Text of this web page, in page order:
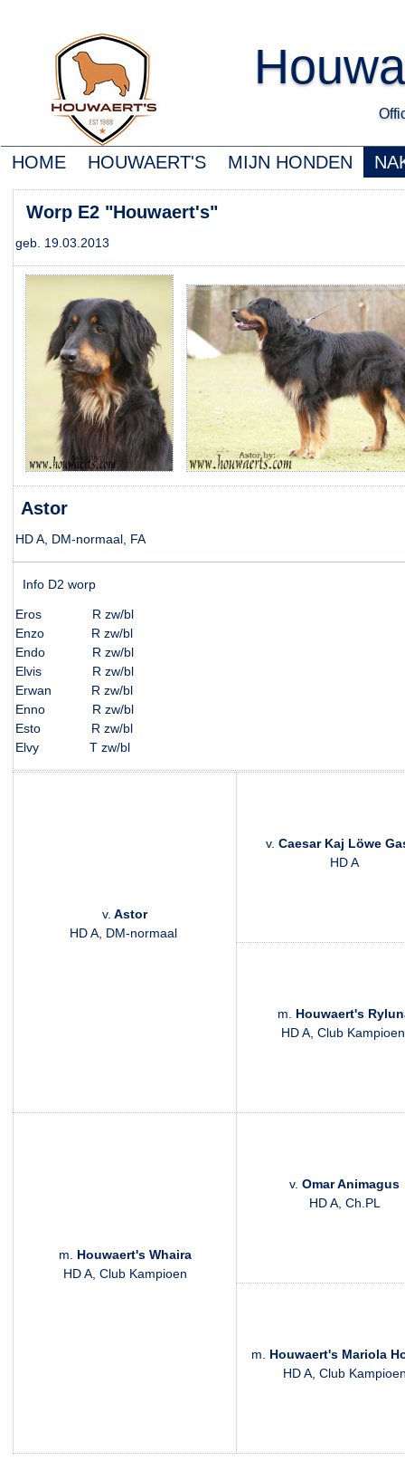
HOME HOUWAERT'S MIJN HONDEN
Worp E2 "Houwaert's"
geb. 19.03.2013
Astor
HD A, DM-normaal, FA
Info D2 worp
Eros R zw/bl
Enzo R zw/bl
Endo R zw/bl
Elvis R zw/bl
Erwan R zw/bl
Enno R zw/bl
Esto R zw/bl
Elvy T zw/bl
v. Astor
HD A, DM-normaal
v. Caesar Kaj Löwe
HD A
m. Houwaert's
HD A, Club
m. Houwaert's Whaira
HD A, Club Kampioen
v. Omar Animagus
HD A, Ch.PL
m. Houwaert's Mariola
HD A, Club